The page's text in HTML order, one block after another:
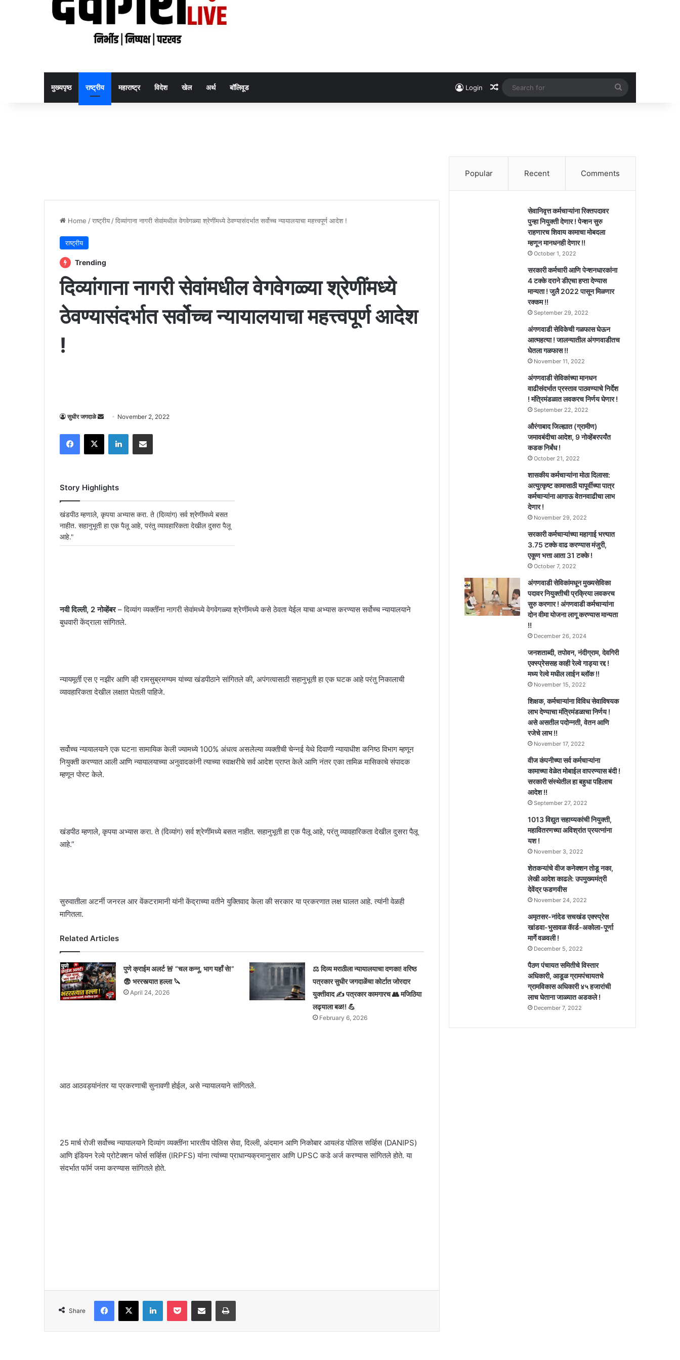
मुख्यपृष्ठ राष्ट्रीय महाराष्ट्र विदेश खेल अर्थ बॉलिवूड Login Random Article
for
Home /राष्ट्रीय /दिव्यांगाना नागरी सेवांमधील वेगवेगळ्या श्रेणींमध्ये ठेवण्यासंदर्भात सर्वोच्च न्यायालयाचा महत्त्वपूर्ण आदेश !
राष्ट्रीय
Trending
दिव्यांगाना नागरी सेवांमधील वेगवेगळ्या श्रेणींमध्ये
ठेवण्यासंदर्भात सर्वोच्च न्यायालयाचा महत्त्वपूर्ण आदेश
!
सुधीर जगदाळे
Send
email
November 2, 2022
Facebook
X LinkedInShare via Email
Story Highlights
खंडपीठ म्हणाले, कृपया अभ्यास करा. ते (दिव्यांग) सर्व श्रेणींमध्ये बसत
नाहीत. सहानुभूती हा एक पैलू आहे, परंतु व्यावहारिकता देखील दुसरा पैलू
आहे."
नवी दिल्ली, 2 नोव्हेंबर– दिव्यांग व्यक्तींना नागरी सेवांमध्ये वेगवेगळ्या श्रेणींमध्ये कसे ठेवता येईल याचा अभ्यास करण्यास सर्वोच्च न्यायालयाने
बुधवारी केंद्राला सांगितले.
न्यायमूर्ती एस ए नझीर आणि व्ही रामसुब्रमण्यम यांच्या खंडपीठाने सांगितले की, अपंगत्वासाठी सहानुभूती हा एक घटक आहे परंतु निकालाची
व्यावहारिकता देखील लक्षात घेतली पाहिजे.
सर्वोच्च न्यायालयाने एक घटना सामायिक केली ज्यामध्ये 100% अंधत्व असलेल्या व्यक्तीची चेन्नई येथे दिवाणी न्यायाधीश कनिष्ठ विभाग म्हणून
नियुक्ती करण्यात आली आणि न्यायालयाच्या अनुवादकांनी त्याच्या स्वाक्षरीचे सर्व आदेश प्राप्त केले आणि नंतर एका तामिळ मासिकाचे संपादक
म्हणून पोस्ट केले.
खंडपीठ म्हणाले, कृपया अभ्यास करा. ते (दिव्यांग) सर्व श्रेणींमध्ये बसत नाहीत. सहानुभूती हा एक पैलू आहे, परंतु व्यावहारिकता देखील दुसरा पैलू
आहे.”
सुरुवातीला अटर्नी जनरल आर वेंकटरामानी यांनी केंद्राच्या वतीने युक्तिवाद केला की सरकार या प्रकरणात लक्ष घालत आहे. त्यांनी वेळही
मागितला.
Related Articles
पुणे क्राईम अलर्ट 🚨 “चल कन्नू, भाग यहाँ से!”
😨 भररस्त्यात हल्ला 🔪
April 24, 2026
⚖️ दिव्य मराठीला न्यायालयाचा दणका! वरिष्ठ
पत्रकार सुधीर जगदाळेंचा कोर्टात जोरदार
युक्तीवाद ✍️ पत्रकार कामगारच 👥 मजिठिया
लढ्याला बळ!! 💪
February 6, 2026
आठ आठवड्यांनंतर या प्रकरणाची सुनावणी होईल, असे न्यायालयाने सांगितले.
25 मार्च रोजी सर्वोच्च न्यायालयाने दिव्यांग व्यक्तींना भारतीय पोलिस सेवा, दिल्ली, अंदमान आणि निकोबार आयलंड पोलिस सर्व्हिस (DANIPS)
आणि इंडियन रेल्वे प्रोटेक्शन फोर्स सर्व्हिस (IRPFS) यांना त्यांच्या प्राधान्यक्रमानुसार आणि UPSC कडे अर्ज करण्यास सांगितले होते. या
संदर्भात फॉर्म जमा करण्यास सांगितले होते.
Share
Facebook
X LinkedInPocket Share via Email Print
Popular Recent Comments
सेवानिवृत्त कर्मचाऱ्यांना रिक्तपदावर
पुन्हा नियुक्ती देणार ! पेन्शन सुरु
राहणारच शिवाय कामाचा मोबदला
म्हणून मानधनही देणार !!
October 1, 2022
सरकारी कर्मचारी आणि पेन्शनधारकांना
4 टक्के दराने डीएचा हप्ता देण्यास
मान्यता ! जुलै 2022 पासून मिळणार
रक्कम !!
September 29, 2022
अंगणवाडी सेविकेची गळफास घेऊन
आत्महत्या ! जालन्यातील अंगणवाडीतच
घेतला गळफास !!
November 11, 2022
अंगणवाडी सेविकांच्या मानधन
वाढीसंदर्भात प्रस्ताव पाठवण्याचे निर्देश
! मंत्रिमंडळात लवकरच निर्णय घेणार !
September 22, 2022
औरंगाबाद जिल्ह्यात (ग्रामीण)
जमावबंदीचा आदेश, 9 नोव्हेंबरपर्यंत
कडक निर्बंध !
October 21, 2022
शासकीय कर्मचाऱ्यांना मोठा दिलासा:
अत्युत्कृष्ट कामासाठी यापूर्वीच्या पात्र
कर्मचाऱ्यांना आगाऊ वेतनवाढीचा लाभ
देणार !
November 29, 2022
सरकारी कर्मचाऱ्यांच्या महागाई भत्त्यात
3.75 टक्के वाढ करण्यास मंजुरी,
एकूण भत्ता आता 31 टक्के !
October 7, 2022
अंगणवाडी सेविकांमधून मुख्यसेविका
पदावर नियुक्तीची प्रक्रिया लवकरच
सुरु करणार ! अंगणवाडी कर्मचाऱ्यांना
दोन वीमा योजना लागू करण्यास मान्यता
!!
December 26, 2024
जनशताब्दी, तपोवन, नंदीग्राम, देवगिरी
एक्स्प्रेससह काही रेल्वे गाड्या रद्द !
मध्य रेल्वे मधील लाईन ब्लॉक !!
November 15, 2022
शिक्षक, कर्मचाऱ्यांना विविध सेवाविषयक
लाभ देण्याचा मंत्रिमंडळाचा निर्णय !
असे असतील पदोन्नती, वेतन आणि
रजेचे लाभ !!
November 17, 2022
वीज कंपनीच्या सर्व कर्मचाऱ्यांना
कामाच्या वेळेत मोबाईल वापरण्यास बंदी !
सरकारी संस्थेतील हा बहुधा पहिलाच
आदेश !!
September 27, 2022
1013 विद्युत सहाय्यकांची नियुक्ती,
महावितरणच्या अविश्रांत प्रयत्नांना
यश !
November 3, 2022
शेतकऱ्यांचे वीज कनेक्शन तोडू नका,
लेखी आदेश काढले: उपमुख्यमंत्री
देवेंद्र फडणवीस
November 24, 2022
अमृतसर-नांदेड सचखंड एक्स्प्रेस
खांडवा-भुसावळ कॅार्ड-अकोला-पूर्णा
मार्गे वळवली !
December 5, 2022
पैठण पंचायत समितीचे विस्तार
अधिकारी, आडूळ ग्रामपंचायतचे
ग्रामविकास अधिकारी ४५ हजारांची
लाच घेताना जाळ्यात अडकले !
December 7, 2022